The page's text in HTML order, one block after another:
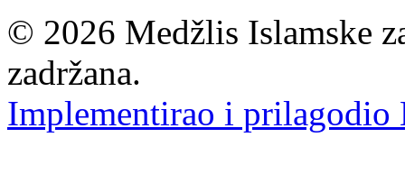
© 2026 Medžlis Islamske
zadržana.
Implementirao i prilagodio